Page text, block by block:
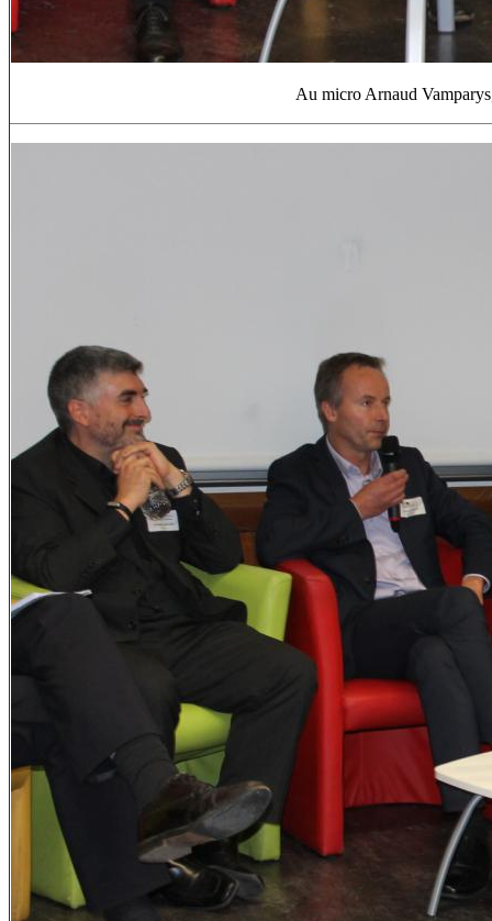
Au micro Arnaud